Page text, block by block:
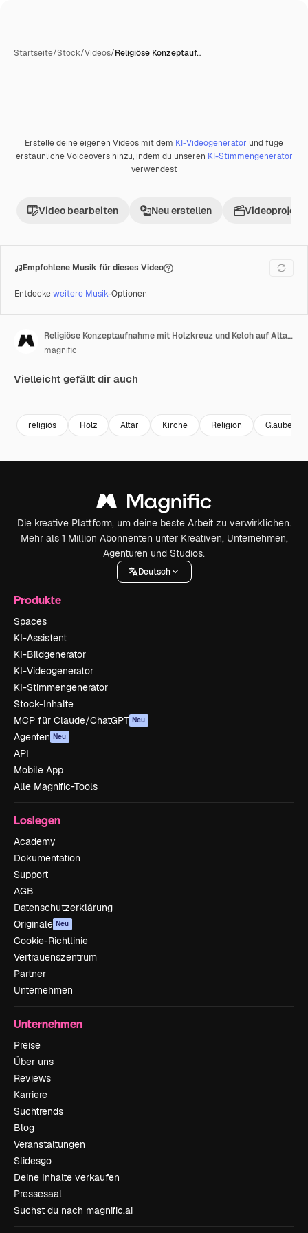
Startseite/Stock/Videos/Religiöse Konzeptauf…
Erstelle deine eigenen Videos mit dem KI-Videogenerator und füge
erstaunliche Voiceovers hinzu, indem du unseren KI-Stimmengenerator
verwendest
Video bearbeiten Neu erstellen Videoprojekt
Empfohlene Musik für dieses Video
Entdeckeweitere Musik-Optionen
Religiöse Konzeptaufnahme mit Holzkreuz und Kelch auf Altar im Lichtkegel 1
magnific
Vielleicht gefällt dir auch
religiös Holz Altar Kirche Religion Glaube
Die kreative Plattform, um deine beste Arbeit zu verwirklichen.
Mehr als 1 Million Abonnenten unter Kreativen, Unternehmen,
Agenturen und Studios.
Deutsch
Produkte
Spaces
KI-Assistent
KI-Bildgenerator
KI-Videogenerator
KI-Stimmengenerator
Stock-Inhalte
MCP für Claude/ChatGPT Neu
Agenten Neu
API
Mobile App
Alle Magnific-Tools
Loslegen
Academy
Dokumentation
Support
AGB
Datenschutzerklärung
Originale Neu
Cookie-Richtlinie
Vertrauenszentrum
Partner
Unternehmen
Unternehmen
Preise
Über uns
Reviews
Karriere
Suchtrends
Blog
Veranstaltungen
Slidesgo
Deine Inhalte verkaufen
Pressesaal
Suchst du nach magnific.ai